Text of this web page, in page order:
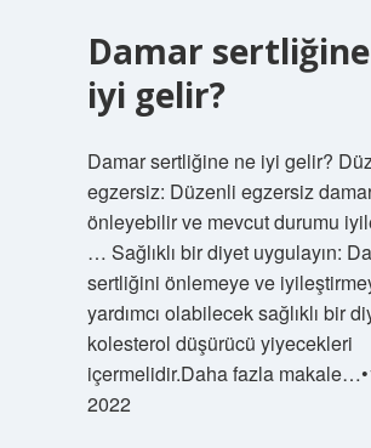
Damar
iyi gelir?
Damar sertliğine ne iyi gelir?
egzersiz: Düzenli egzersiz
önleyebilir ve mevcut durumu
… Sağlıklı bir diyet uygulayın:
sertliğini önlemeye ve
yardımcı olabilecek sağlıklı bir
kolesterol düşürücü yiyecekleri
içermelidir.Daha fazla
2022